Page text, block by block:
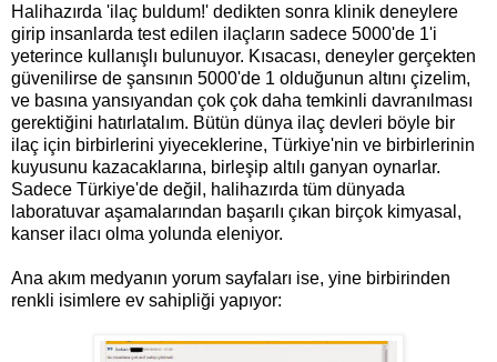
Halihazırda 'ilaç buldum!' dedikten sonra klinik deneylere
girip insanlarda test edilen ilaçların sadece 5000'de 1'i
yeterince kullanışlı bulunuyor. Kısacası, deneyler gerçekten
güvenilirse de şansının 5000'de 1 olduğunun altını çizelim,
ve basına yansıyandan çok çok daha temkinli davranılması
gerektiğini hatırlatalım. Bütün dünya ilaç devleri böyle bir
ilaç için birbirlerini yiyeceklerine, Türkiye'nin ve birbirlerinin
kuyusunu kazacaklarına, birleşip altılı ganyan oynarlar.
Sadece Türkiye'de değil, halihazırda tüm dünyada
laboratuvar aşamalarından başarılı çıkan birçok kimyasal,
kanser ilacı olma yolunda eleniyor.
Ana akım medyanın yorum sayfaları ise, yine birbirinden
renkli isimlere ev sahipliği yapıyor: